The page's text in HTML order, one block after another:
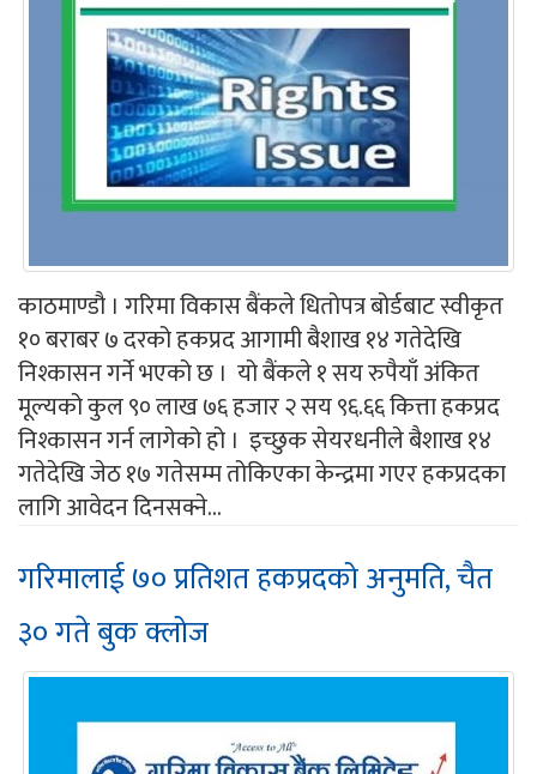
काठमाण्डौ । गरिमा विकास बैंकले धितोपत्र बोर्डबाट स्वीकृत
१० बराबर ७ दरको हकप्रद आगामी बैशाख १४ गतेदेखि
निश्कासन गर्ने भएको छ । यो बैंकले १ सय रुपैयाँ अंकित
मूल्यको कुल ९० लाख ७६ हजार २ सय ९६.६६ कित्ता हकप्रद
निश्कासन गर्न लागेको हो । इच्छुक सेयरधनीले बैशाख १४
गतेदेखि जेठ १७ गतेसम्म तोकिएका केन्द्रमा गएर हकप्रदका
लागि आवेदन दिनसक्ने...
गरिमालाई ७० प्रतिशत हकप्रदको अनुमति, चैत
३० गते बुक क्लोज